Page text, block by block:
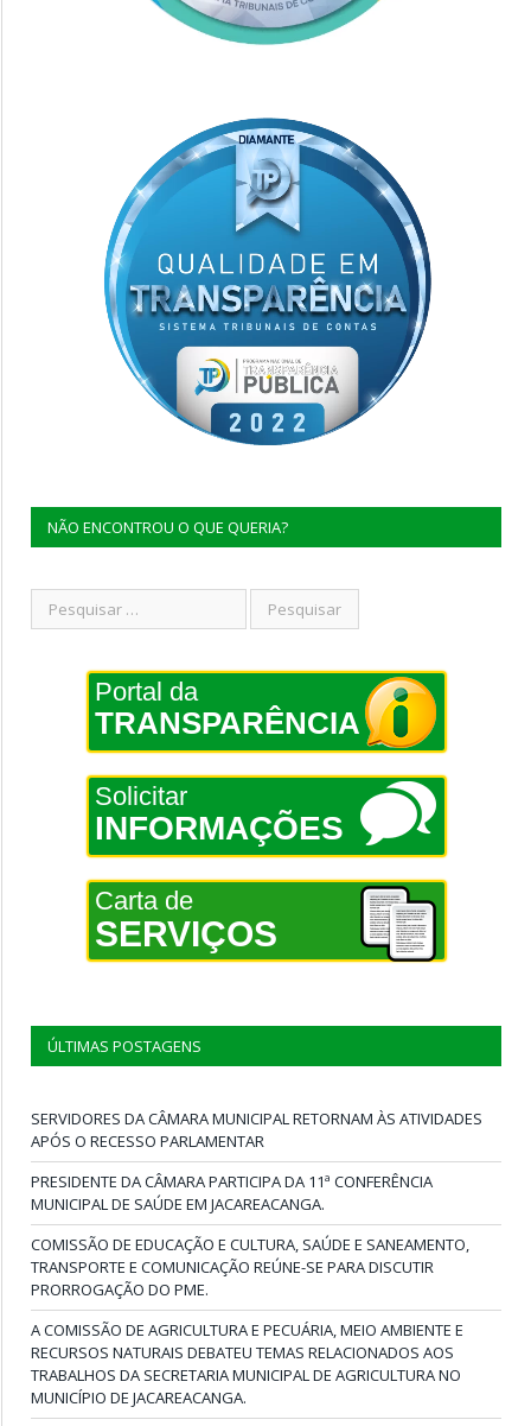
NÃO ENCONTROU O QUE QUERIA?
Portal da
TRANSPARÊNCIA
Solicitar
INFORMAÇÕES
Carta de
SERVIÇOS
ÚLTIMAS POSTAGENS
SERVIDORES DA CÂMARA MUNICIPAL RETORNAM ÀS ATIVIDADES
APÓS O RECESSO PARLAMENTAR
PRESIDENTE DA CÂMARA PARTICIPA DA 11ª CONFERÊNCIA
MUNICIPAL DE SAÚDE EM JACAREACANGA.
COMISSÃO DE EDUCAÇÃO E CULTURA, SAÚDE E SANEAMENTO,
TRANSPORTE E COMUNICAÇÃO REÚNE-SE PARA DISCUTIR
PRORROGAÇÃO DO PME.
A COMISSÃO DE AGRICULTURA E PECUÁRIA, MEIO AMBIENTE E
RECURSOS NATURAIS DEBATEU TEMAS RELACIONADOS AOS
TRABALHOS DA SECRETARIA MUNICIPAL DE AGRICULTURA NO
MUNICÍPIO DE JACAREACANGA.